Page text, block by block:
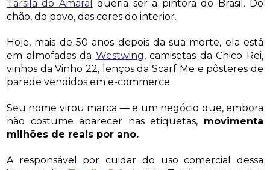
Tarsila do Amaral
queria ser a pintora do Brasil. Do
chão, do povo, das cores do interior.
Hoje, mais de 50 anos depois da sua morte, ela está
em almofadas da Westwing, camisetas da Chico Rei,
vinhos da Vinho 22, lenços da Scarf Me e pôsteres de
parede vendidos em e-commerce.
Seu nome virou marca — e um negócio que, embora
não costume aparecer nas etiquetas, movimenta
milhões de reais por ano.
A responsável por cuidar do uso comercial dessa